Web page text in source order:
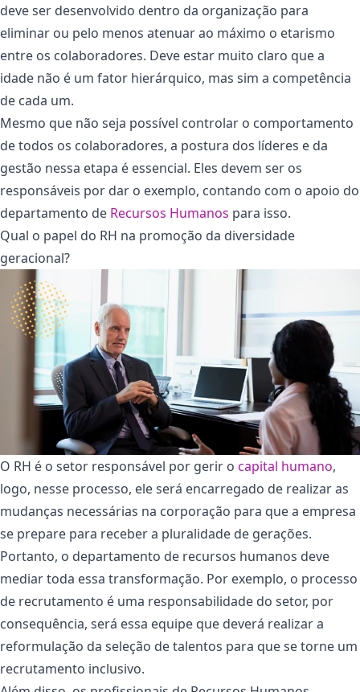
deve ser desenvolvido dentro da organização para
eliminar ou pelo menos atenuar ao máximo o etarismo
entre os colaboradores. Deve estar muito claro que a
idade não é um fator hierárquico, mas sim a competência
de cada um.
Mesmo que não seja possível controlar o comportamento
de todos os colaboradores, a postura dos líderes e da
gestão nessa etapa é essencial. Eles devem ser os
responsáveis por dar o exemplo, contando com o apoio do
departamento de Recursos Humanos para isso.
Qual o papel do RH na promoção da diversidade
geracional?
O RH é o setor responsável por gerir o capital humano,
logo, nesse processo, ele será encarregado de realizar as
mudanças necessárias na corporação para que a empresa
se prepare para receber a pluralidade de gerações.
Portanto, o departamento de recursos humanos deve
mediar toda essa transformação. Por exemplo, o processo
de recrutamento é uma responsabilidade do setor, por
consequência, será essa equipe que deverá realizar a
reformulação da seleção de talentos para que se torne um
recrutamento inclusivo.